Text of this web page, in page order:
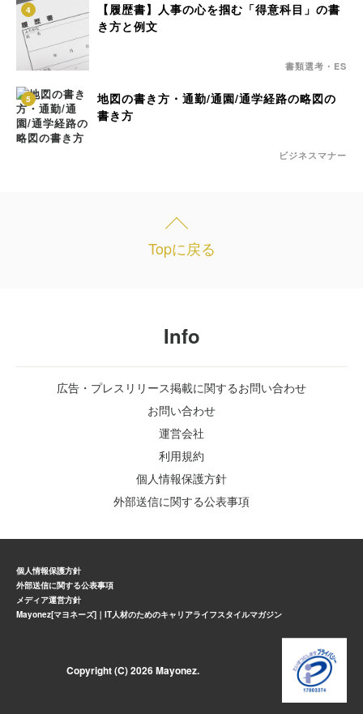
4
【履歴書】人事の心を掴む「得意科目」の書
き方と例文
書類選考・ES
5
地図の書き方・通勤/通園/通学経路の略図の
書き方
ビジネスマナー
Topに戻る
Info
広告・プレスリリース掲載に関するお問い合わせ
お問い合わせ
運営会社
利用規約
個人情報保護方針
外部送信に関する公表事項
個人情報保護方針
外部送信に関する公表事項
メディア運営方針
Mayonez[マヨネーズ]｜IT人材のためのキャリアライフスタイルマガジン
Copyright (C) 2026 Mayonez.